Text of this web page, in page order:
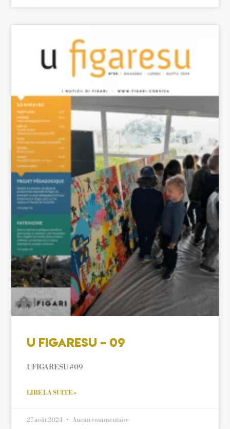
U Figaresu – 09
UFIGARESU #09
LIRE LA SUITE »
27 août 2024 Aucun commentaire